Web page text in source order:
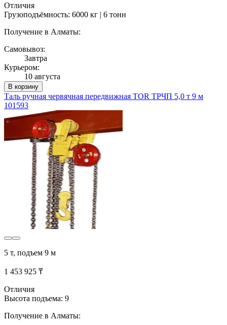
Отличия
Грузоподъёмность: 6000 кг | 6 тонн
Получение в Алматы:
Самовывоз:
Завтра
Курьером:
10 августа
В корзину
Таль ручная червячная передвижная TOR ТРЧП 5,0 т 9 м
101593
5 т, подъем 9 м
1 453 925 ₸
Отличия
Высота подъема: 9
Получение в Алматы: